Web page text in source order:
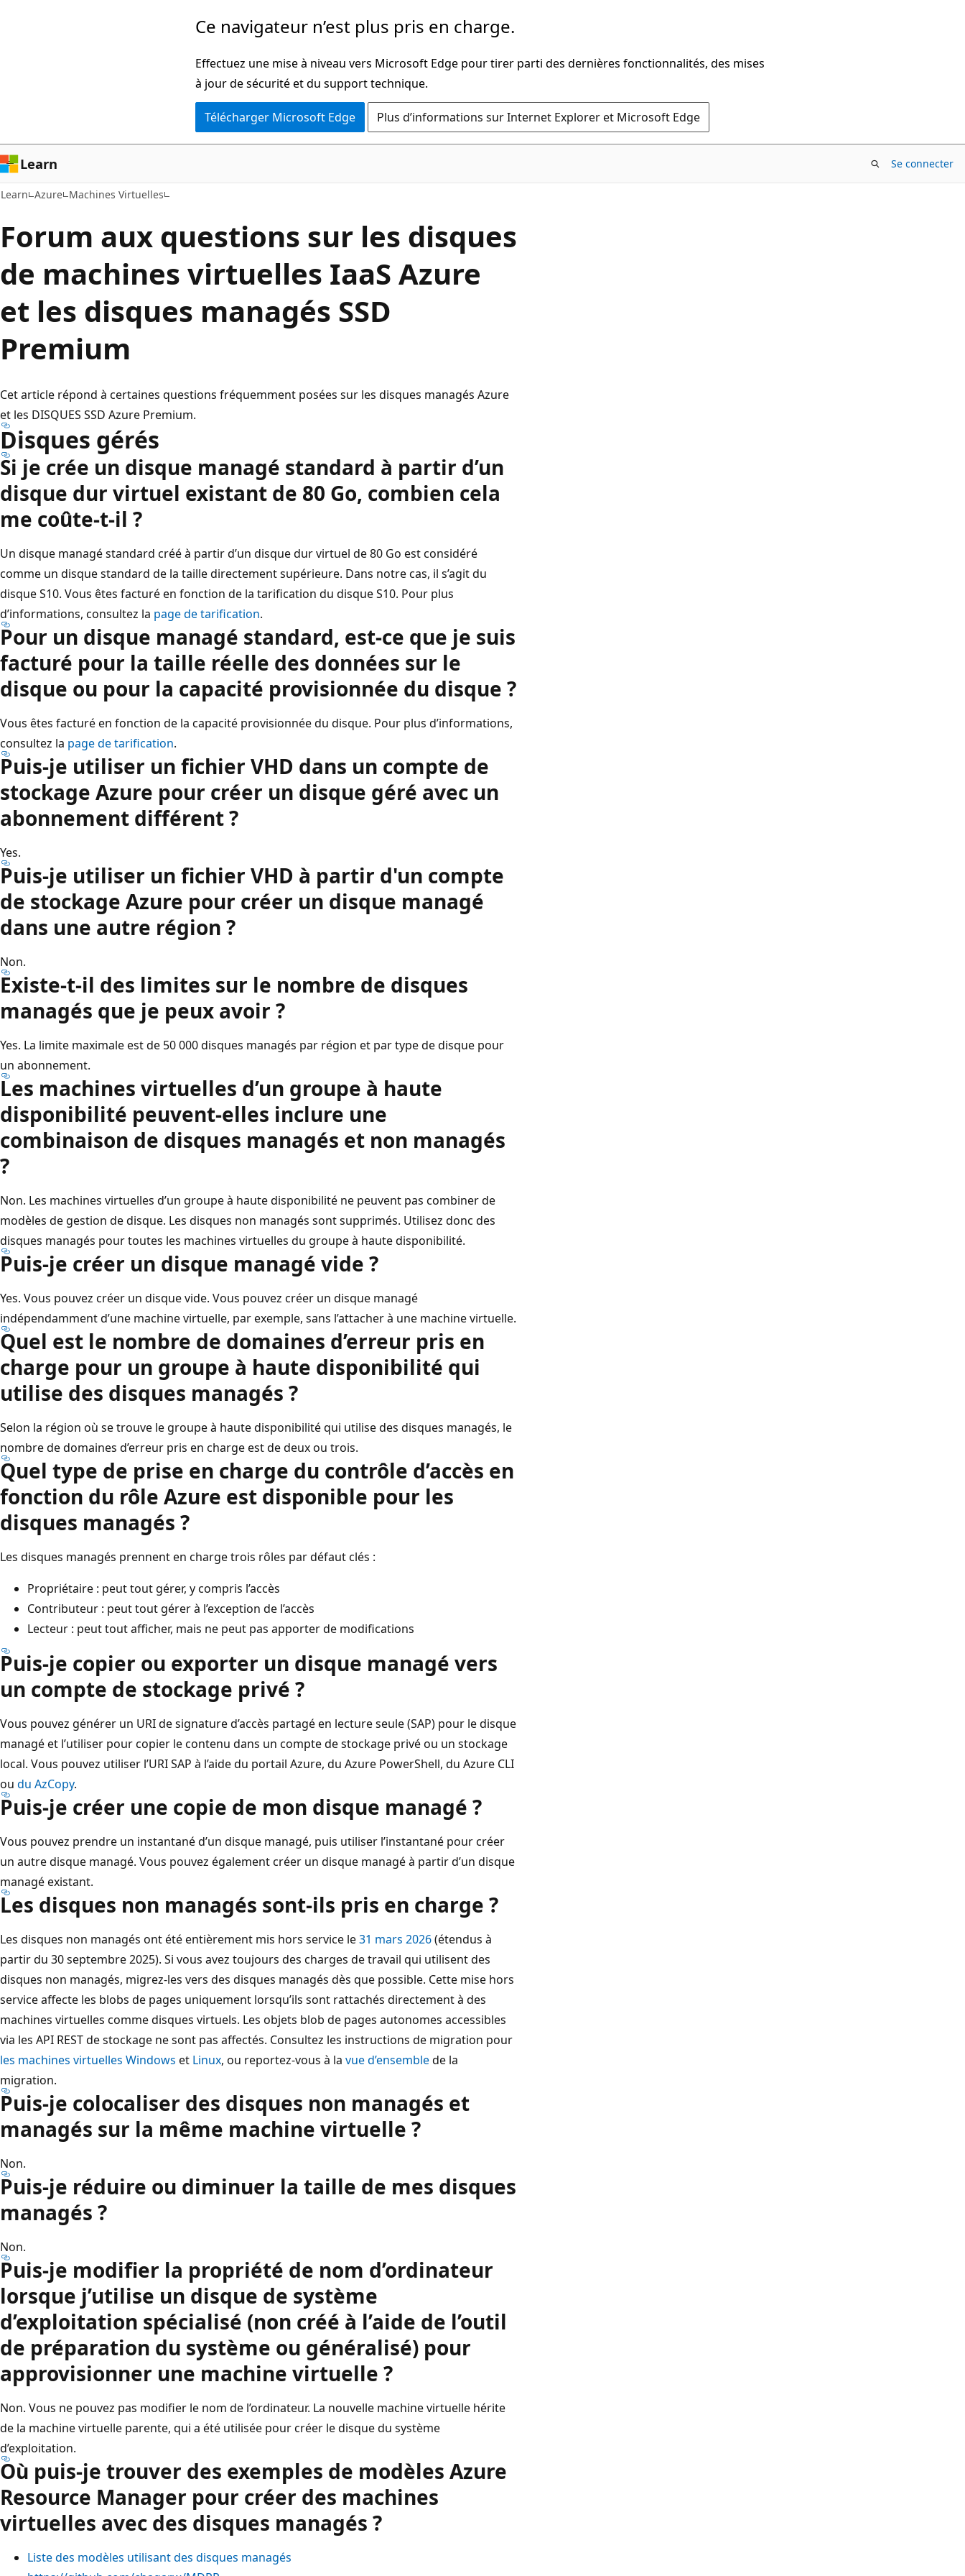
Ce navigateur n’est plus pris en charge.
Effectuez une mise à niveau vers Microsoft Edge pour tirer parti des dernières fonctionnalités, des mises
à jour de sécurité et du support technique.
Télécharger Microsoft Edge Plus d’informations sur Internet Explorer et Microsoft Edge
Learn Se connecter
Learn Azure Machines Virtuelles
Forum aux questions sur les disques
de machines virtuelles IaaS Azure
et les disques managés SSD
Premium
Cet article répond à certaines questions fréquemment posées sur les disques managés Azure
et les DISQUES SSD Azure Premium.
Disques gérés
Si je crée un disque managé standard à partir d’un
disque dur virtuel existant de 80 Go, combien cela
me coûte-t-il ?
Un disque managé standard créé à partir d’un disque dur virtuel de 80 Go est considéré
comme un disque standard de la taille directement supérieure. Dans notre cas, il s’agit du
disque S10. Vous êtes facturé en fonction de la tarification du disque S10. Pour plus
d’informations, consultez la page de tarification.
Pour un disque managé standard, est-ce que je suis
facturé pour la taille réelle des données sur le
disque ou pour la capacité provisionnée du disque ?
Vous êtes facturé en fonction de la capacité provisionnée du disque. Pour plus d’informations,
consultez la page de tarification.
Puis-je utiliser un fichier VHD dans un compte de
stockage Azure pour créer un disque géré avec un
abonnement différent ?
Yes.
Puis-je utiliser un fichier VHD à partir d'un compte
de stockage Azure pour créer un disque managé
dans une autre région ?
Non.
Existe-t-il des limites sur le nombre de disques
managés que je peux avoir ?
Yes. La limite maximale est de 50 000 disques managés par région et par type de disque pour
un abonnement.
Les machines virtuelles d’un groupe à haute
disponibilité peuvent-elles inclure une
combinaison de disques managés et non managés
?
Non. Les machines virtuelles d’un groupe à haute disponibilité ne peuvent pas combiner de
modèles de gestion de disque. Les disques non managés sont supprimés. Utilisez donc des
disques managés pour toutes les machines virtuelles du groupe à haute disponibilité.
Puis-je créer un disque managé vide ?
Yes. Vous pouvez créer un disque vide. Vous pouvez créer un disque managé
indépendamment d’une machine virtuelle, par exemple, sans l’attacher à une machine virtuelle.
Quel est le nombre de domaines d’erreur pris en
charge pour un groupe à haute disponibilité qui
utilise des disques managés ?
Selon la région où se trouve le groupe à haute disponibilité qui utilise des disques managés, le
nombre de domaines d’erreur pris en charge est de deux ou trois.
Quel type de prise en charge du contrôle d’accès en
fonction du rôle Azure est disponible pour les
disques managés ?
Les disques managés prennent en charge trois rôles par défaut clés :
Propriétaire : peut tout gérer, y compris l’accès
Contributeur : peut tout gérer à l’exception de l’accès
Lecteur : peut tout afficher, mais ne peut pas apporter de modifications
Puis-je copier ou exporter un disque managé vers
un compte de stockage privé ?
Vous pouvez générer un URI de signature d’accès partagé en lecture seule (SAP) pour le disque
managé et l’utiliser pour copier le contenu dans un compte de stockage privé ou un stockage
local. Vous pouvez utiliser l’URI SAP à l’aide du portail Azure, du Azure PowerShell, du Azure CLI
ou du AzCopy.
Puis-je créer une copie de mon disque managé ?
Vous pouvez prendre un instantané d’un disque managé, puis utiliser l’instantané pour créer
un autre disque managé. Vous pouvez également créer un disque managé à partir d’un disque
managé existant.
Les disques non managés sont-ils pris en charge ?
Les disques non managés ont été entièrement mis hors service le31 mars 2026(étendus à
partir du 30 septembre 2025). Si vous avez toujours des charges de travail qui utilisent des
disques non managés, migrez-les vers des disques managés dès que possible. Cette mise hors
service affecte les blobs de pages uniquement lorsqu’ils sont rattachés directement à des
machines virtuelles comme disques virtuels. Les objets blob de pages autonomes accessibles
via les API REST de stockage ne sont pas affectés. Consultez les instructions de migration pour
les machines virtuelles Windows et Linux, ou reportez-vous à la vue d’ensemblede la
migration.
Puis-je colocaliser des disques non managés et
managés sur la même machine virtuelle ?
Non.
Puis-je réduire ou diminuer la taille de mes disques
managés ?
Non.
Puis-je modifier la propriété de nom d’ordinateur
lorsque j’utilise un disque de système
d’exploitation spécialisé (non créé à l’aide de l’outil
de préparation du système ou généralisé) pour
approvisionner une machine virtuelle ?
Non. Vous ne pouvez pas modifier le nom de l’ordinateur. La nouvelle machine virtuelle hérite
de la machine virtuelle parente, qui a été utilisée pour créer le disque du système
d’exploitation.
Où puis-je trouver des exemples de modèles Azure
Resource Manager pour créer des machines
virtuelles avec des disques managés ?
Liste des modèles utilisant des disques managés